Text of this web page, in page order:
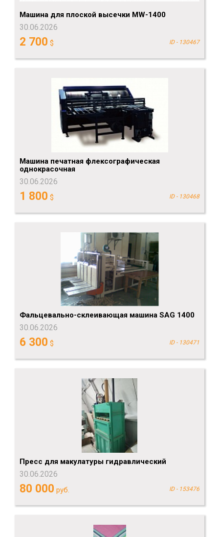
Машина для плоской высечки MW-1400
30.06.2026
2 700 $ ID - 130467
Машина печатная флексографическая
однокрасочная
30.06.2026
1 800 $ ID - 130468
Фальцевально-склеивающая машина SAG 1400
30.06.2026
6 300 $ ID - 130471
Пресс для макулатуры гидравлический
30.06.2026
80 000 руб. ID - 153476